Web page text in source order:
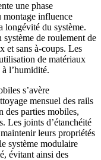
une phase
montage influence
longévité du système.
de roulement de
et sans à-coups. Les
de matériaux
l’humidité.
s’avère
mensuel des rails
des parties mobiles,
Les joints d’étanchéité
leurs propriétés
système modulaire
évitant ainsi des